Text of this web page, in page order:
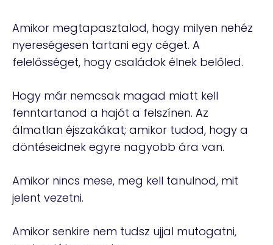
Amikor megtapasztalod, hogy milyen nehéz
nyereségesen tartani egy céget. A
felelősséget, hogy családok élnek belőled.
Hogy már nemcsak magad miatt kell
fenntartanod a hajót a felszínen. Az
álmatlan éjszakákat; amikor tudod, hogy a
döntéseidnek egyre nagyobb ára van.
Amikor nincs mese, meg kell tanulnod, mit
jelent vezetni.
Amikor senkire nem tudsz ujjal mutogatni,